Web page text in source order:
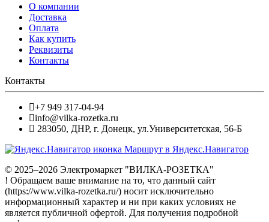
О компании
Доставка
Оплата
Как купить
Реквизиты
Контакты
Контакты
+7 949 317-04-94
info@vilka-rozetka.ru
283050, ДНР, г. Донецк, ул.Университетская, 56-Б
Маршрут в Яндекс.Навигатор
© 2025–2026 Электромаркет "ВИЛКА-РОЗЕТКА"
! Обращаем ваше внимание на то, что данный сайт
(https://www.vilka-rozetka.ru/) носит исключительно
информационный характер и ни при каких условиях не
является публичной офертой. Для получения подробной